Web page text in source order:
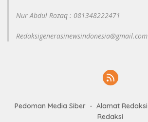
Nur Abdul Rozaq : 081348222471
Redaksigenerasinewsindonesia@gmail.com
Pedoman Media Siber Alamat Redaksi
Redaksi